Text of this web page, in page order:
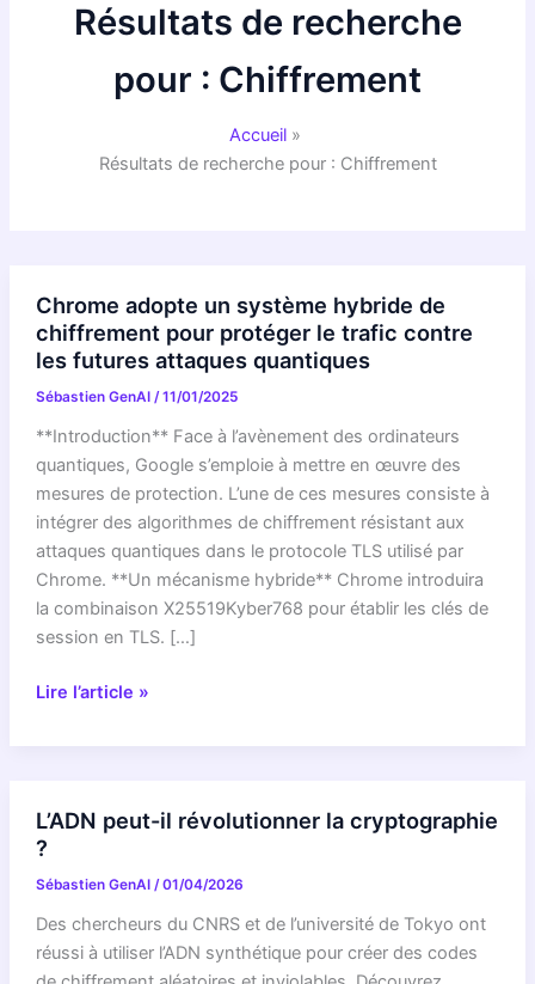
Résultats de recherche
pour : Chiffrement
Accueil
Résultats de recherche pour : Chiffrement
Chrome adopte un système hybride de
chiffrement pour protéger le trafic contre
les futures attaques quantiques
Sébastien GenAI /11/01/2025
**Introduction** Face à l’avènement des ordinateurs
quantiques, Google s’emploie à mettre en œuvre des
mesures de protection. L’une de ces mesures consiste à
intégrer des algorithmes de chiffrement résistant aux
attaques quantiques dans le protocole TLS utilisé par
Chrome. **Un mécanisme hybride** Chrome introduira
la combinaison X25519Kyber768 pour établir les clés de
session en TLS. […]
Chrome
de
chiffrement
pour
protéger
le
trafic
Lire l’article »
L’ADN peut-il révolutionner la cryptographie
?
Sébastien GenAI /01/04/2026
Des chercheurs du CNRS et de l’université de Tokyo ont
réussi à utiliser l’ADN synthétique pour créer des codes